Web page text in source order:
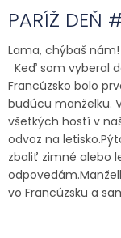
PARÍŽ DEŇ
Lama, chýbaš nám!
Keď som vyberal
Francúzsko bolo
budúcu manželku.
všetkých hostí v
odvoz na
zbaliť zimné alebo
vo Francúzsku a